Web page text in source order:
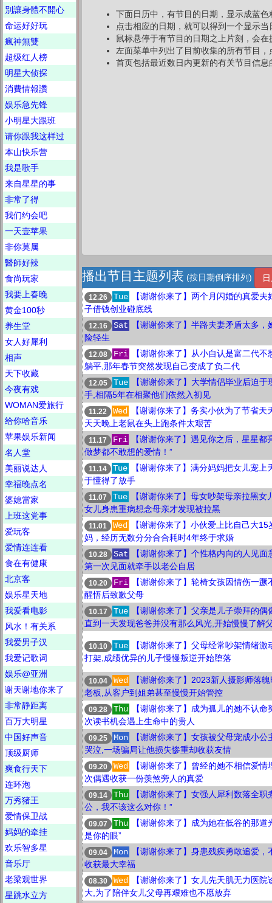
別讓身體不開心
命运好好玩
瘋神無雙
超级红人榜
明星大侦探
消費情報讚
娱乐急先锋
小明星大跟班
请你跟我这样过
本山快乐营
我是歌手
来自星星的事
非常了得
我们约会吧
一天壹苹果
非你莫属
醫師好辣
食尚玩家
我要上春晚
黄金100秒
养生堂
女人好犀利
相声
天下收藏
今夜有戏
WOMAN爱旅行
给你哈音乐
苹果娱乐新闻
名人堂
美丽说达人
幸福晚点名
婆媳當家
上班这党事
爱玩客
爱情连连看
食在有健康
北京客
娱乐星天地
我爱看电影
风水！有关系
我爱男子汉
我爱记歌词
娱乐@亚洲
谢天谢地你来了
非常静距离
百万大明星
中国好声音
顶级厨师
爽食行天下
连环泡
万秀猪王
爱情保卫战
妈妈的牵挂
欢乐智多星
音乐厅
老梁观世界
星跳水立方
下面日历中，有节目的日期，显示成蓝
点击相应的日期，就可以得到一个显示
鼠标悬停于有节目的日期之上片刻，会
左面菜单中列出了目前收集的所有节目
首页包括最近数日内更新的有关节目信息
播出节目主题列表 (按日期倒序排列)
12.26 Tue
【谢谢你来了】两个月闪婚的真爱夫
子借钱创业碰底线
12.16 Sat
【谢谢你来了】半路夫妻矛盾太多，
险轻生
12.08 Fri
【谢谢你来了】从小自认是富二代不
躺平,那年春节突然发现自己变成了负二代
12.05 Tue
【谢谢你来了】大学情侣毕业后迫于
手,相隔5年在相聚他们依然入初见
11.22 Wed
【谢谢你来了】务实小伙为了节省天
天天晚上老鼠在头上跑条件太艰苦
11.17 Fri
【谢谢你来了】遇见你之后，星星都
做梦都不敢想的爱情！”
11.14 Tue
【谢谢你来了】满分妈妈把女儿宠上
于懂得了放手
11.07 Tue
【谢谢你来了】母女吵架母亲拉黑女
女儿身患重病想念母亲才发现被拉黑
11.01 Wed
【谢谢你来了】小伙爱上比自己大15
妈，经历无数分分合合耗时4年终于求婚
10.28 Sat
【谢谢你来了】个性格内向的人见面
第一次见面就牵手以老公自居
10.20 Fri
【谢谢你来了】轮椅女孩因情伤一蹶
醒悟后致歉父母
10.17 Tue
【谢谢你来了】父亲是儿子崇拜的偶
直到一天发现爸爸并没有那么风光,开始慢慢了解
10.10 Tue
【谢谢你来了】父母经常吵架情绪激
打架,成绩优异的儿子慢慢叛逆开始堕落
10.04 Wed
【谢谢你来了】2023新人摄影师落
老板,从客户到姐弟甚至慢慢开始管控
09.28 Thu
【谢谢你来了】成为孤儿的她不认命
次读书机会遇上生命中的贵人
09.25 Mon
【谢谢你来了】女孩被父母宠成小公
哭泣,一场骗局让他损失惨重却收获友情
09.20 Wed
【谢谢你来了】曾经的她不相信爱情
次偶遇收获一份羡煞旁人的真爱
09.14 Thu
【谢谢你来了】女强人犀利数落全职
公，我不该这么对你！”
09.07 Thu
【谢谢你来了】成为她在低谷的那道
是你的眼”
09.04 Mon
【谢谢你来了】身患残疾勇敢追爱，
收获最大幸福
08.30 Wed
【谢谢你来了】女儿先天肌无力医院
大,为了陪伴女儿父母再艰难也不愿放弃